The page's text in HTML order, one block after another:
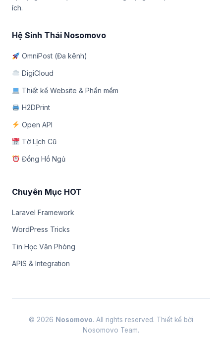
ích.
Hệ Sinh Thái Nosomovo
OmniPost (Đa kênh)
DigiCloud
Thiết kế Website & Phần mềm
H2DPrint
Open API
Tờ Lịch Cũ
Đồng Hồ Ngủ
Chuyên Mục HOT
Laravel Framework
WordPress Tricks
Tin Học Văn Phòng
APIS & Integration
© 2026 Nosomovo. All rights reserved. Thiết kế bởi
Nosomovo Team.